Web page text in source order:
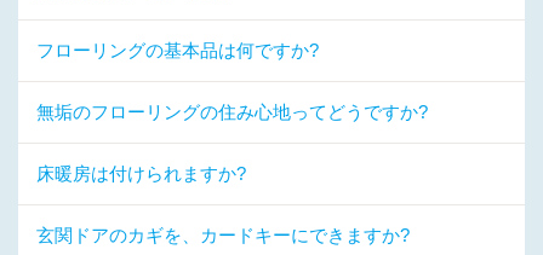
フローリングの基本品は何ですか?
無垢のフローリングの住み心地ってどうですか?
床暖房は付けられますか?
玄関ドアのカギを、カードキーにできますか?